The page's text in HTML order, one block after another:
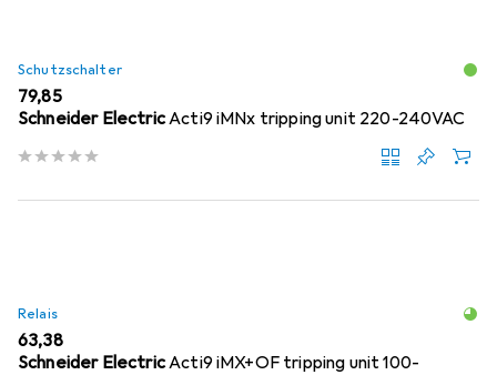
Schutzschalter
EUR
79,85
Schneider ElectricActi9 iMNx tripping unit 220-240VAC
Relais
EUR
63,38
Schneider ElectricActi9 iMX+OF tripping unit 100-